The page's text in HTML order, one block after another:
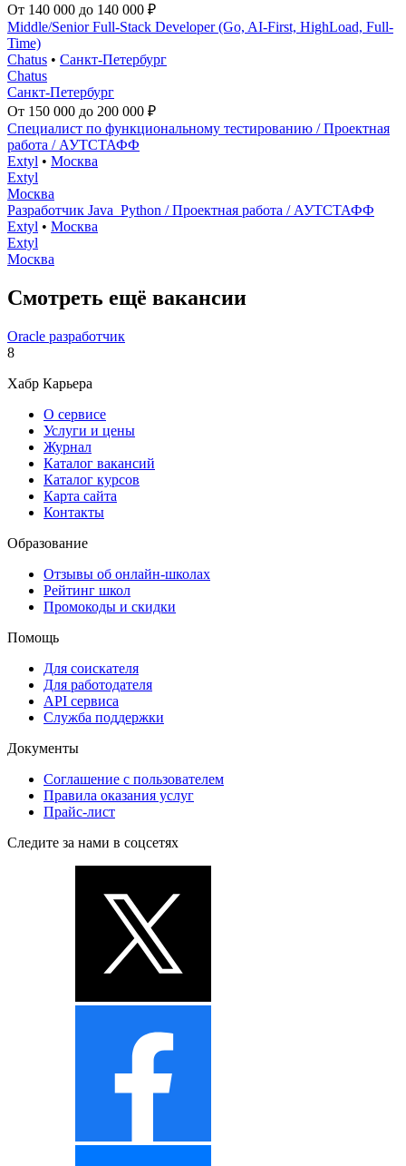
От 140 000 до 140 000 ₽
Middle/Senior Full-Stack Developer (Go, AI-First, HighLoad, Full-
Time)
Chatus • Санкт-Петербург
Chatus
Санкт-Петербург
От 150 000 до 200 000 ₽
Специалист по функциональному тестированию / Проектная
работа / АУТСТАФФ
Extyl • Москва
Extyl
Москва
Разработчик Java_Python / Проектная работа / АУТСТАФФ
Extyl • Москва
Extyl
Москва
Смотреть ещё вакансии
Oracle разработчик
8
Хабр Карьера
О сервисе
Услуги и цены
Журнал
Каталог вакансий
Каталог курсов
Карта сайта
Контакты
Образование
Отзывы об онлайн-школах
Рейтинг школ
Промокоды и скидки
Помощь
Для соискателя
Для работодателя
API сервиса
Служба поддержки
Документы
Соглашение с пользователем
Правила оказания услуг
Прайс-лист
Следите за нами в соцсетях